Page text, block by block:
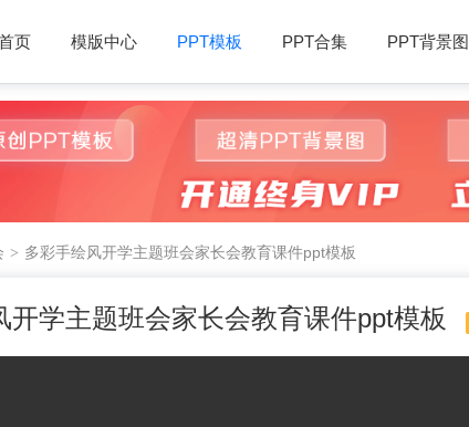
页 模版中心 PPT模板 PPT合集 PPT背景图
多彩手绘风开学主题班会家长会教育课件ppt模板
开学主题班会家长会教育课件ppt模板